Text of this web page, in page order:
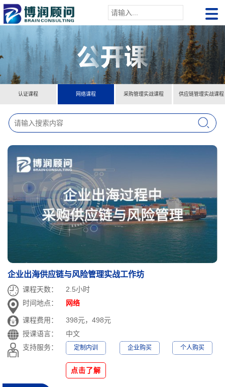
认证课程 网络课程 采购管理实战课程 供应链管理实战课程
企业出海供应链与风险管理实战工作坊
课程天数：
2.5小时
时间地点：
网络
课程费用：
398元，498元
授课语言：
中文
支持服务：
定制内训 企业购买 个人购买
点击了解